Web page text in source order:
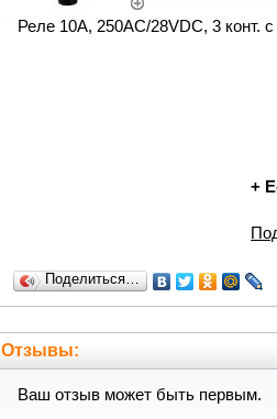
Реле 10А, 250АС/28VDC, 3 конт.
+
Поделиться…
Отзывы:
Ваш отзыв может быть первым.